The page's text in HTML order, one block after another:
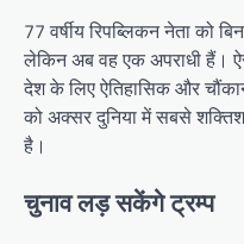
77 वर्षीय रिपब्लिकन नेता को
लेकिन अब वह एक अपराधी हैं।
देश के लिए ऐतिहासिक और
को अक्सर दुनिया में सबसे
है।
चुनाव लड़ सकेंगे ट्रम्प